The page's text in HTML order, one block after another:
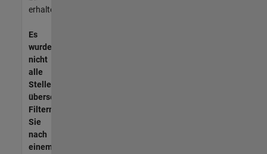
erhalten.
Es
wurden
nicht
alle
Stellen
übersetzt.
Filtern
Sie
nach
einem